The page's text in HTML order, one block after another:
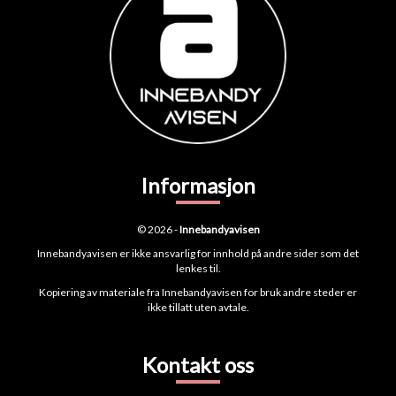
Informasjon
© 2026 -Innebandyavisen
Innebandyavisen er ikke ansvarlig for innhold på andre sider som det
lenkes til.
Kopiering av materiale fra Innebandyavisen for bruk andre steder er
ikke tillatt uten avtale.
Kontakt oss